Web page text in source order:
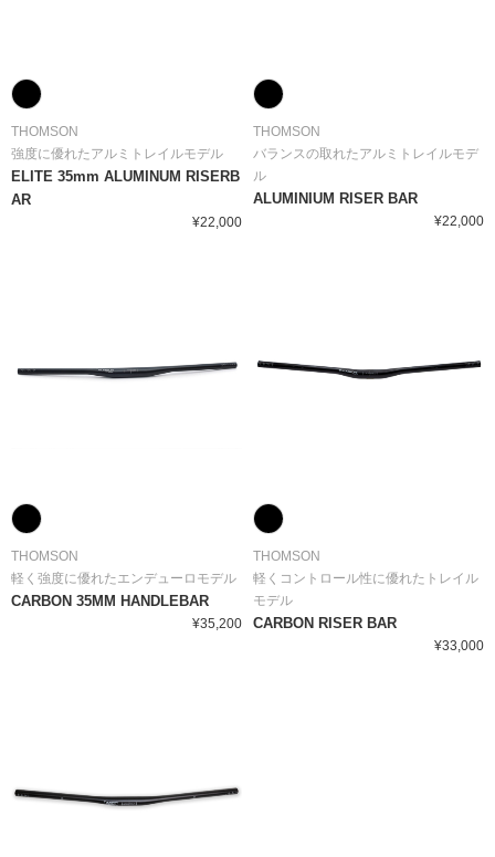
THOMSON
強度に優れたアルミトレイルモデル
ELITE 35mm ALUMINUM RISERB
AR
¥22,000
THOMSON
バランスの取れたアルミトレイルモデ
ル
ALUMINIUM RISER BAR
¥22,000
THOMSON
軽く強度に優れたエンデューロモデル
CARBON 35MM HANDLEBAR
¥35,200
THOMSON
軽くコントロール性に優れたトレイル
モデル
CARBON RISER BAR
¥33,000